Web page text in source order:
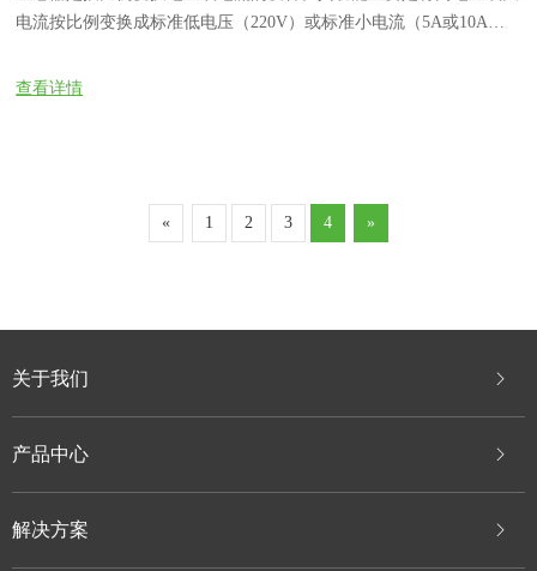
电流按比例变换成标准低电压（220V）或标准小电流（5A或10A均
化、小型化。
查看详情
« 1 2 3 4 »
关于我们
产品中心
解决方案